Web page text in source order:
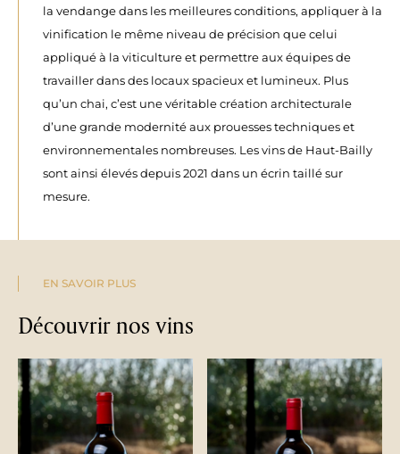
la vendange dans les meilleures conditions, appliquer à la
vinification le même niveau de précision que celui
appliqué à la viticulture et permettre aux équipes de
travailler dans des locaux spacieux et lumineux. Plus
qu’un chai, c’est une véritable création architecturale
d’une grande modernité aux prouesses techniques et
environnementales nombreuses. Les vins de Haut-Bailly
sont ainsi élevés depuis 2021 dans un écrin taillé sur
mesure.
EN SAVOIR PLUS
Découvrir nos vins